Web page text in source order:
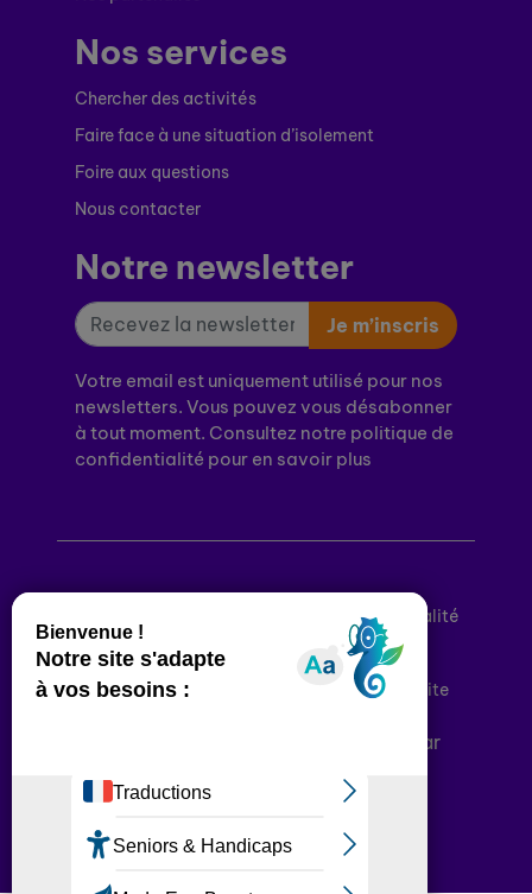
Nos services
Chercher des activités
Faire face à une situation d’isolement
Foire aux questions
Nous contacter
Notre newsletter
Je m’inscris
Votre email est uniquement utilisé pour nos
newsletters. Vous pouvez vous désabonner
à tout moment. Consultez notre politique de
confidentialité pour en savoir plus
Politique de confidentialité
Conditions générales d’utilisation
Déclaration d’accessibilité
Plan du site
Plateforme développée en France par